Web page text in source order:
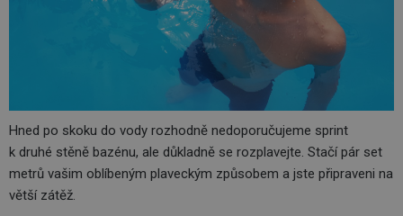
Hned po skoku do vody rozhodně nedoporučujeme sprint
k druhé stěně bazénu, ale důkladně se rozplavejte. Stačí pár set
metrů vašim oblíbeným plaveckým způsobem a jste připraveni na
větší zátěž.